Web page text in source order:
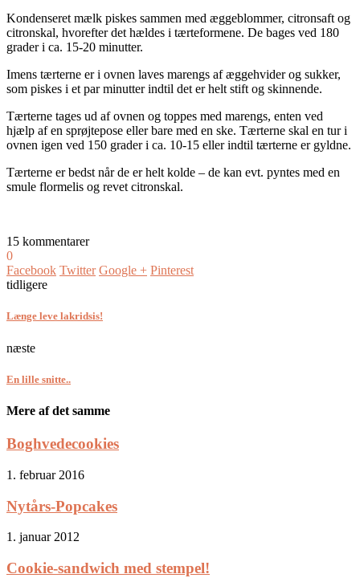
Kondenseret mælk piskes sammen med æggeblommer, citronsaft og
citronskal, hvorefter det hældes i tærteformene. De bages ved 180
grader i ca. 15-20 minutter.
Imens tærterne er i ovnen laves marengs af æggehvider og sukker,
som piskes i et par minutter indtil det er helt stift og skinnende.
Tærterne tages ud af ovnen og toppes med marengs, enten ved
hjælp af en sprøjtepose eller bare med en ske. Tærterne skal en tur i
ovnen igen ved 150 grader i ca. 10-15 eller indtil tærterne er gyldne.
Tærterne er bedst når de er helt kolde – de kan evt. pyntes med en
smule flormelis og revet citronskal.
15 kommentarer
0
Facebook Twitter Google + Pinterest
tidligere
Længe leve lakridsis!
næste
En lille snitte..
Mere af det samme
Boghvedecookies
1. februar 2016
Nytårs-Popcakes
1. januar 2012
Cookie-sandwich med stempel!